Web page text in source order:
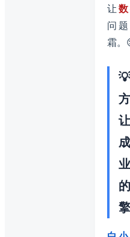
让
问
霜。
擎